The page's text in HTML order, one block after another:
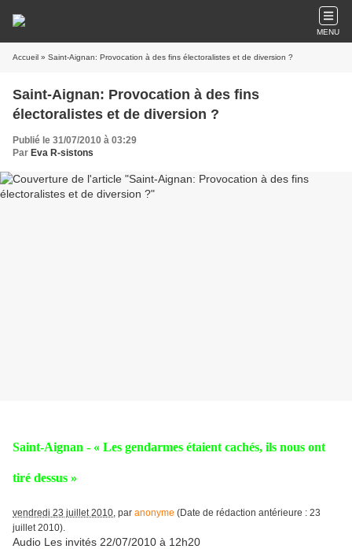
MENU
Accueil » Saint-Aignan: Provocation à des fins électoralistes et de diversion ?
Saint-Aignan: Provocation à des fins
électoralistes et de diversion ?
Publié le 31/07/2010 à 03:29
Par Eva R-sistons
Saint-Aignan - « Les gendarmes étaient cachés, ils nous ont
tiré dessus »
vendredi 23 juillet 2010 , par anonyme (Date de rédaction antérieure : 23
juillet 2010).
Audio Les invités 22/07/2010 à 12h20